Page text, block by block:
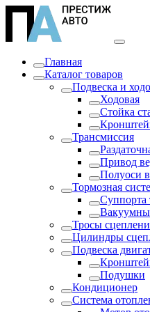
Главная
Каталог товаров
Подвеска и
Ходовая
Стойка
Трансмиссия
Привод
Полуоси
Тормозная
Суппорта
Тросы
Цилиндры
Подвеска
Подушки
Кондиционер
Система